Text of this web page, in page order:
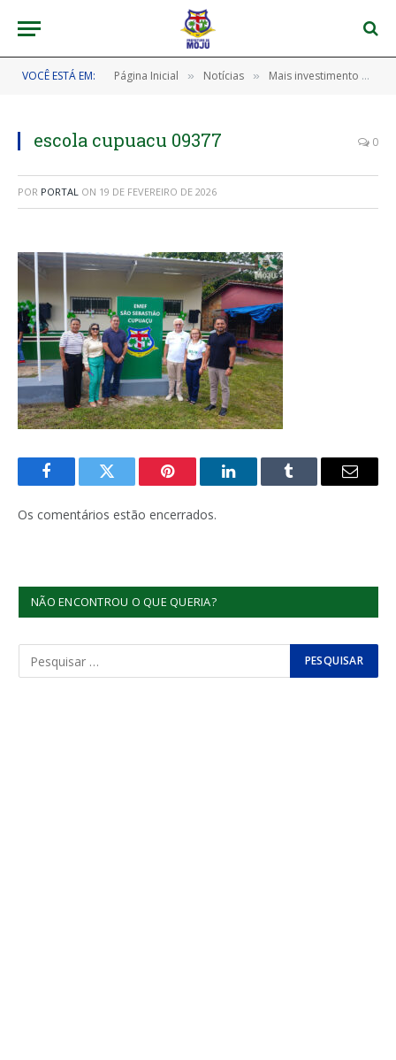
VOCÊ ESTÁ EM: Página Inicial » Notícias » Mais investimento e estrutura para a educação na Vila Cupuaçu
escola cupuacu 09377 0
POR PORTAL ON 19 DE FEVEREIRO DE 2026
FacebookTwitter Pinterest LinkedInTumblr
E-
Os comentários estão encerrados.
NÃO ENCONTROU O QUE QUERIA?